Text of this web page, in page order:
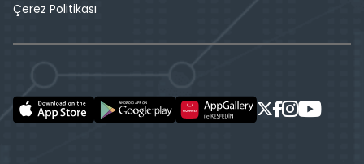
Çerez Politikası